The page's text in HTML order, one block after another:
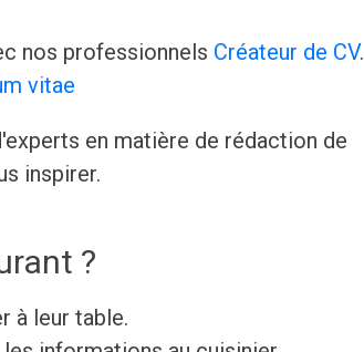
nos professionnels Créateur de CV.
vitae
en matière de rédaction de
inspirer.
?
à leur table.